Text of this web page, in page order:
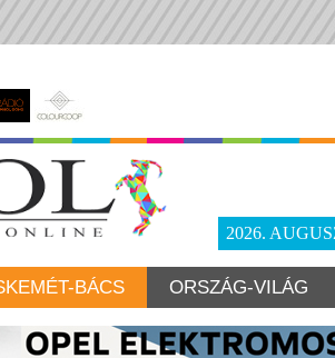
2026.
BÁCS ORSZÁG-VILÁG